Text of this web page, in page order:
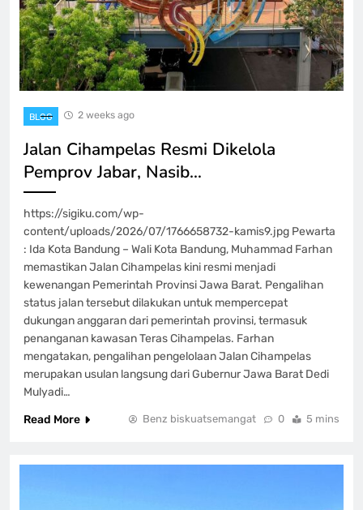
BLOG 2 weeks ago
Jalan Cihampelas Resmi Dikelola
Pemprov Jabar, Nasib…
https://sigiku.com/wp-
content/uploads/2026/07/1766658732-kamis9.jpg Pewarta
: Ida Kota Bandung – Wali Kota Bandung, Muhammad Farhan
memastikan Jalan Cihampelas kini resmi menjadi
kewenangan Pemerintah Provinsi Jawa Barat. Pengalihan
status jalan tersebut dilakukan untuk mempercepat
dukungan anggaran dari pemerintah provinsi, termasuk
penanganan kawasan Teras Cihampelas. Farhan
mengatakan, pengalihan pengelolaan Jalan Cihampelas
merupakan usulan langsung dari Gubernur Jawa Barat Dedi
Mulyadi…
Read More
Benz biskuatsemangat 0 5 mins